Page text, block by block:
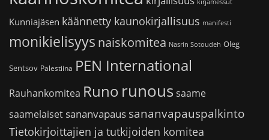
kirjamessut
Kunniajäsen käännetty kaunokirjallisuus manifesti
monikielisyys naiskomitea Nasrin Sotoudeh Oleg
Sentsov Palestiina PEN International
Rauhankomitea Runo runoussaame
saamelaiset sananvapaus sananvapauspalkinto
Tietokirjoittajien ja tutkijoiden komitea